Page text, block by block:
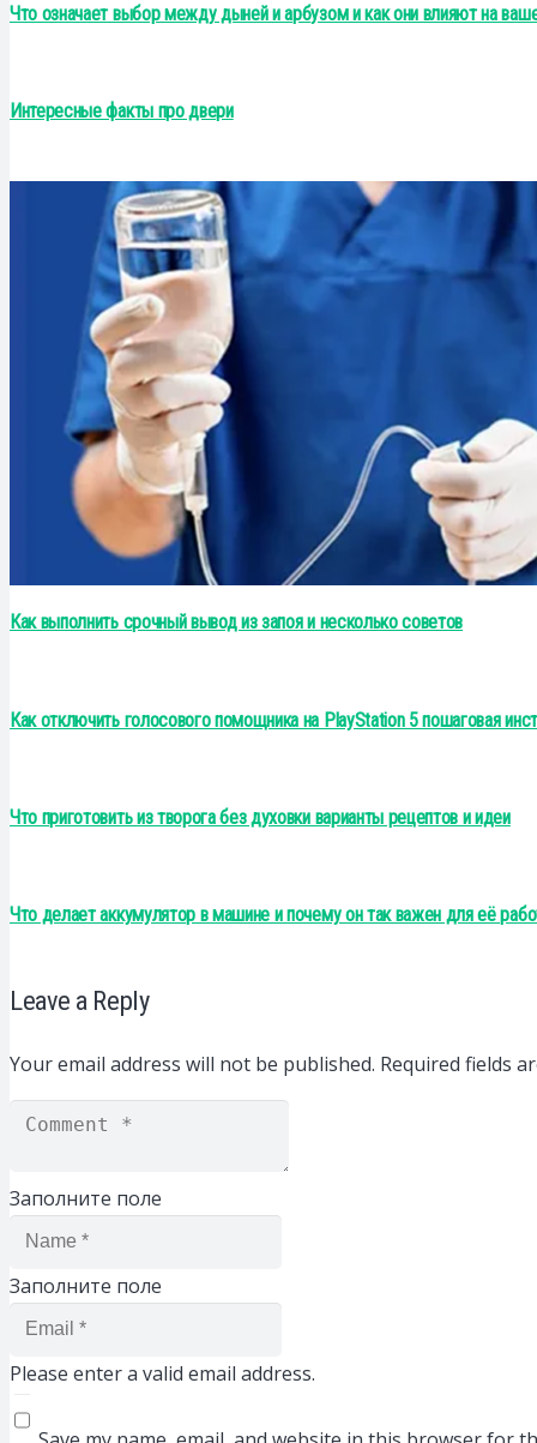
Что означает выбор между дыней и арбузом и как они влияют на
Интересные факты про двери
Как выполнить срочный вывод из запоя и несколько советов
Как отключить голосового помощника на PlayStation 5 пошаговая
Что приготовить из творога без духовки варианты рецептов и идеи
Что делает аккумулятор в машине и почему он так важен для её
Leave a Reply
Your email address will not be published. Required fields
Заполните поле
Заполните поле
Please enter a valid email address.